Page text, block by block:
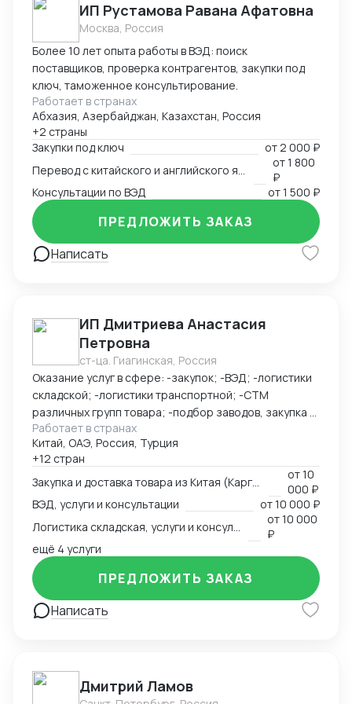
ИП Рустамова Равана Афатовна
Москва, Россия
Более 10 лет опыта работы в ВЭД: поиск
поставщиков, проверка контрагентов, закупки под
ключ, таможенное консультирование.
Работает в странах
Абхазия, Азербайджан, Казахстан, Россия
+2 страны
Закупки под ключ
от2 000 ₽
от1 800
₽
Консультации по ВЭД
от1 500 ₽
Написать
ПРЕДЛОЖИТЬ ЗАКАЗ
ИП Дмитриева Анастасия
Петровна
ст-ца. Гиагинская, Россия
Оказание услуг в сфере: -закупок; -ВЭД; -логистики
складской; -логистики транспортной; -СТМ
различных групп товара; -подбор заводов, закупка и
доставка товара из Китая (КАРГО и Белый ввоз)
Страны с которыми работаю по сей день: Европа,
США, ОАЭ, Турция, Китай, СНГ
Работает в странах
Китай, ОАЭ, Россия, Турция
+12 стран
от10
000 ₽
ВЭД, услуги и консультации
от10 000 ₽
от10 000
₽
ещё 4 услуги
Написать
ПРЕДЛОЖИТЬ ЗАКАЗ
Дмитрий Ламов